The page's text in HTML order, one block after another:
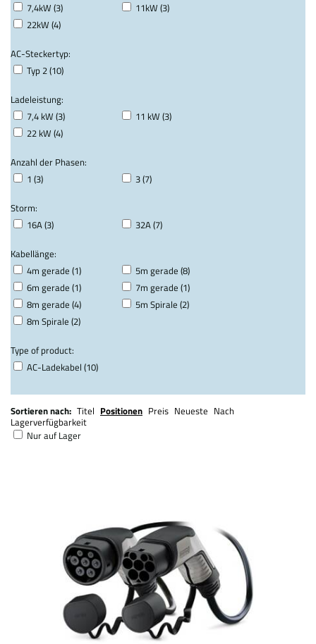
7,4kW (3)
11kW (3)
22kW (4)
AC-Steckertyp:
Typ 2 (10)
Ladeleistung:
7,4 kW (3)
11 kW (3)
22 kW (4)
Anzahl der Phasen:
1 (3)
3 (7)
Storm:
16A (3)
32A (7)
Kabellänge:
4m gerade (1)
5m gerade (8)
6m gerade (1)
7m gerade (1)
8m gerade (4)
5m Spirale (2)
8m Spirale (2)
Type of product:
AC-Ladekabel (10)
Sortieren nach: Titel Positionen Preis Neueste Nach
Lagerverfügbarkeit
Nur auf Lager